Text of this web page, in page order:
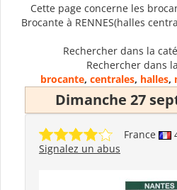
Cette page concerne les
Brocante à RENNES(halles
Rechercher dans la
Rechercher dans
brocante, centrales, halles,
Dimanche 27
France
Signalez un abus